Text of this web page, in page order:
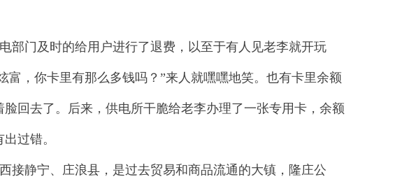
部门及时的给用户进行了退费，以至于有人见老李就开玩
富，你卡里有那么多钱吗？”来人就嘿嘿地笑。也有卡里余额
回去了。后来，供电所干脆给老李办理了一张专用卡，余额
过错。
接静宁、庄浪县，是过去贸易和商品流通的大镇，隆庄公